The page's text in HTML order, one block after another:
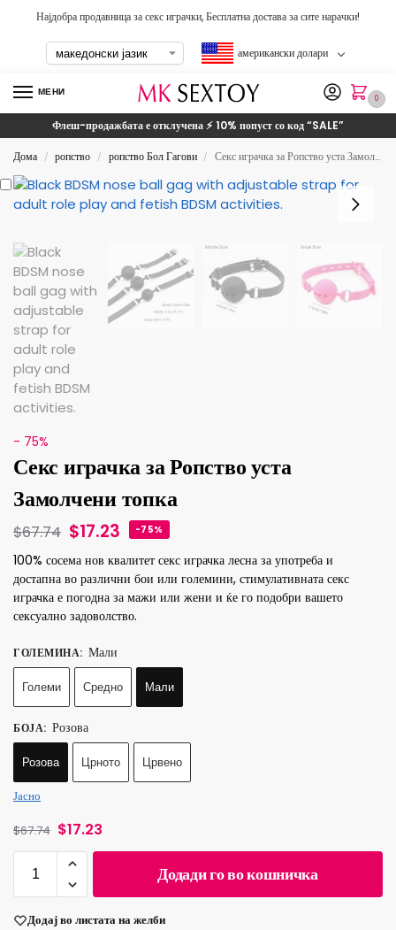
Најдобра продавница за секс играчки, Бесплатна достава за сите нарачки!
американски долари
МЕНИ
0
Флеш-продажбата е отклучена ⚡ 10% попуст со код“SALE”
Дома / ропство / ропство Бол Гагови / Секс играчка за Ропство уста Замолчени топка
- 75%
Секс играчка за Ропство уста
Замолчени топка
$67.74 $17.23 -75%
100% сосема нов квалитет секс играчка лесна за употреба и
достапна во различни бои или големини, стимулативната секс
играчка е погодна за мажи или жени и ќе го подобри вашето
сексуално задоволство.
ГОЛЕМИНА: Мали
Големи Средно Мали
БОЈА: Розова
Розова Црното Црвено
Јасно
$67.74 $17.23
Додади го во кошничка
Додај во листата на желби